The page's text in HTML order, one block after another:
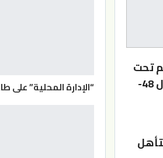
تحت
19 سنة، بالخسارة أمام منتخب الدومينيكان بنتيجة 69-79 (النصف الأول 48-
جميع المنتخبات الـ16، ستتأهل
“الإدارة المحلية” على